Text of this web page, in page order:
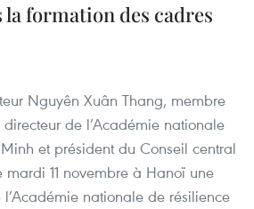
la formation des cadres
Nguyên Xuân Thang, membre
de l’Académie nationale
et président du Conseil central
11 novembre à Hanoï une
nationale de résilience